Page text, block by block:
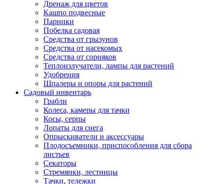
Дренаж для цветов
Кашпо подвесные
Парники
Побелка садовая
Средства от грызунов
Средства от насекомых
Средства от сорняков
Теплоизлучатели, лампы для растений
Удобрения
Шпалеры и опоры для растений
Садовый инвентарь
Грабли
Колеса, камеры для тачки
Косы, серпы
Лопаты для снега
Опрыскиватели и аксессуары
Плодосъемники, приспособления для сбора
листьев
Секаторы
Стремянки, лестницы
Тачки, тележки